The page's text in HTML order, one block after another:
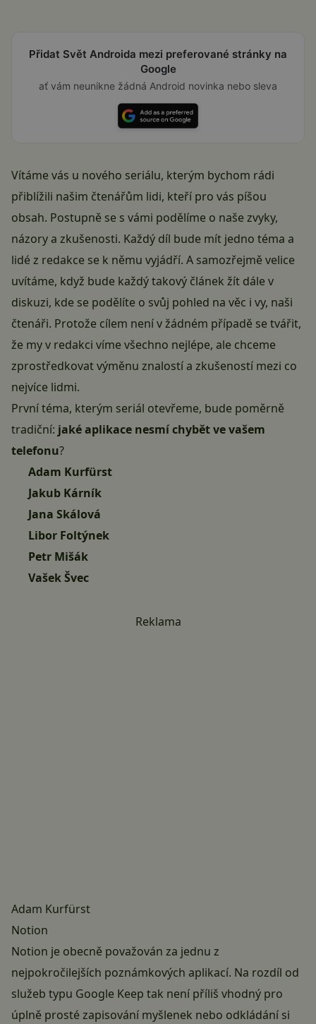
Přidat Svět Androida mezi preferované stránky na
Google
ať vám neunikne žádná Android novinka nebo sleva
Vítáme vás u nového seriálu, kterým bychom rádi
přiblížili našim čtenářům lidi, kteří pro vás píšou
obsah. Postupně se s vámi podělíme o naše zvyky,
názory a zkušenosti. Každý díl bude mít jedno téma a
lidé z redakce se k němu vyjádří. A samozřejmě velice
uvítáme, když bude každý takový článek žít dále v
diskuzi, kde se podělíte o svůj pohled na věc i vy, naši
čtenáři. Protože cílem není v žádném případě se tvářit,
že my v redakci víme všechno nejlépe, ale chceme
zprostředkovat výměnu znalostí a zkušeností mezi co
nejvíce lidmi.
První téma, kterým seriál otevřeme, bude poměrně
tradiční: jaké aplikace nesmí chybět ve vašem
telefonu?
Adam Kurfürst
Jakub Kárník
Jana Skálová
Libor Foltýnek
Petr Mišák
Vašek Švec
Reklama
Adam Kurfürst
Notion
Notion je obecně považován za jednu z
nejpokročilejších poznámkových aplikací. Na rozdíl od
služeb typu Google Keep tak není příliš vhodný pro
úplně prosté zapisování myšlenek nebo odkládání si